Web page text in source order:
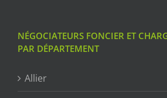
NÉGOCIATEURS FONCIER ET
PAR DÉPARTEMENT
Allier